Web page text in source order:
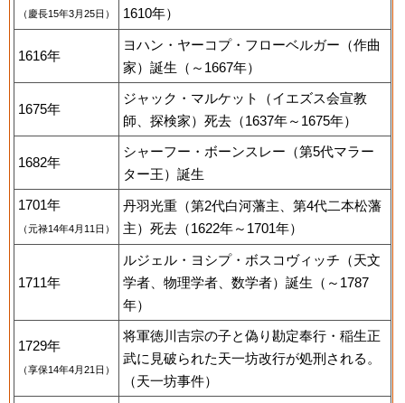
（慶長15年3月25日）
1610年）
1616年
ヨハン・ヤーコプ・フローベルガー（作曲
家）誕生（～1667年）
1675年
ジャック・マルケット（イエズス会宣教
師、探検家）死去（1637年～1675年）
1682年
シャーフー・ボーンスレー（第5代マラー
ター王）誕生
1701年
（元禄14年4月11日）
丹羽光重（第2代白河藩主、第4代二本松藩
主）死去（1622年～1701年）
1711年
ルジェル・ヨシプ・ボスコヴィッチ（天文
学者、物理学者、数学者）誕生（～1787
年）
1729年
（享保14年4月21日）
将軍徳川吉宗の子と偽り勘定奉行・稲生正
武に見破られた天一坊改行が処刑される。
（天一坊事件）